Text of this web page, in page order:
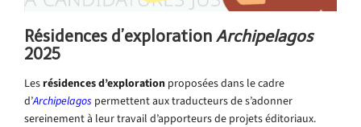
Résidences d’exploration Archipelagos
2025
Lesrésidences d’exploration proposées dans le cadre
d’Archipelagos permettent aux traducteurs de s’adonner
sereinement à leur travail d’apporteurs de projets éditoriaux.